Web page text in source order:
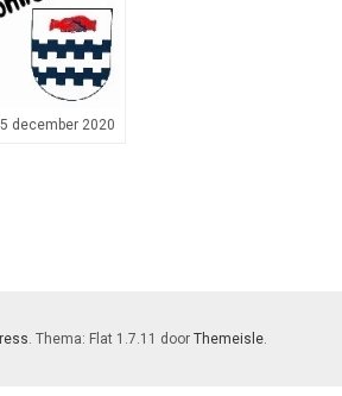
december 2020
. Thema: Flat 1.7.11 door Themeisle.